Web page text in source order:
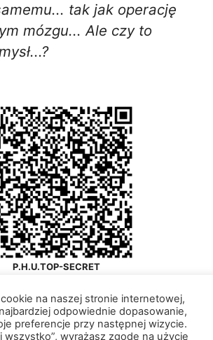
tak jak operację
mózgu... Ale czy to
P.H.U.TOP-SECRET
na naszej stronie internetowej,
odpowiednie dopasowanie,
preferencje przy następnej wizycie.
wszystko”, wyrażasz zgodę na użycie